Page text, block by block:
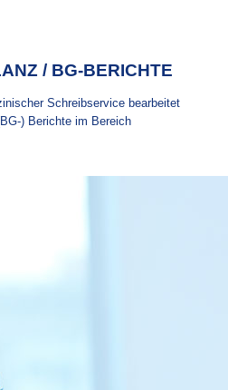
/ BG-BERICHTE
Schreibservice bearbeitet
) Berichte im Bereich